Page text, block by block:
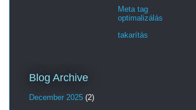
Meta tag
optimalizálás
takarítás
Blog Archive
December 2025 (2)